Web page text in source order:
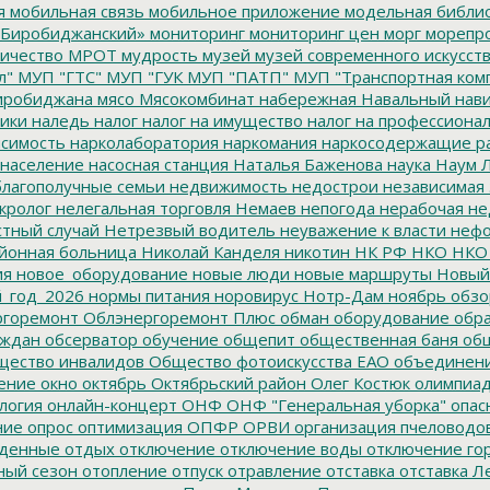
мобильная связь мобильное приложение модельная
мониторинг мониторинг цен морг
МРОТ мудрость музей музей современного
МУП "ГТС" МУП "ГУК МУП "ПАТП" МУП "Транспортная
мясо Мясокомбинат набережная Навальный
наледь налог налог на имущество налог на
нарколаборатория наркомания наркосодержащие
насосная станция Наталья Баженова наука Наум
семьи недвижимость недострои независимая
нелегальная торговля Немаев непогода нерабочая
случай Нетрезвый водитель неуважение к власти
больница Николай Канделя никотин НК РФ НКО НКО
новое_оборудование новые люди новые маршруты
нормы питания норовирус Нотр-Дам ноябрь
Облэнергоремонт Плюс обман оборудование
обсерватор обучение общепит общественная баня
инвалидов Общество фотоискусства ЕАО
окно октябрь Октябрьский район Олег Костюк
онлайн-концерт ОНФ ОНФ "Генеральная уборка"
опрос оптимизация ОПФР ОРВИ организация
отдых отключение отключение воды отключение
сезон отопление отпуск отравление отставка отставка